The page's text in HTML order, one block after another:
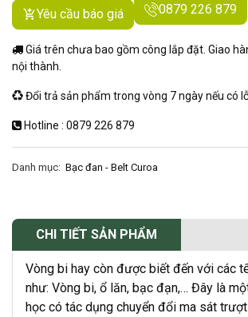
Yêu cầu báo giá 0879 226 879
Giá trên chưa bao gồm công lắp đặt. Giao
nội thành.
Đổi trả sản phẩm trong vòng 7 ngày nếu có
Hotline : 0879 226 879
Danh mục: Bạc đan - Belt Curoa
CHI TIẾT SẢN PHẨM
Vòng bi hay còn được biết đến với các
như: Vòng bi, ổ lăn, bạc đạn,… Đây là
học có tác dụng chuyển đổi ma sát